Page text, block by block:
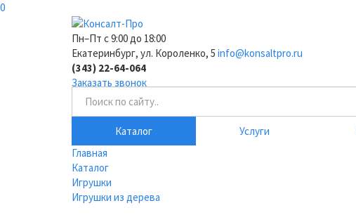
0
Пн–Пт с 9:00 до 18:00
Екатеринбург, ул. Короленко, 5 info@konsaltpro.ru
(343) 22-64-064
Заказать звонок
Каталог Услуги
Главная
Каталог
Игрушки
Игрушки из дерева